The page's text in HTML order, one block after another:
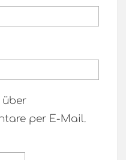
über
per E-Mail.